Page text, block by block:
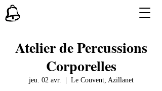
Atelier de Percussions
Corporelles
jeu. 02 avr. Le Couvent, Azillanet